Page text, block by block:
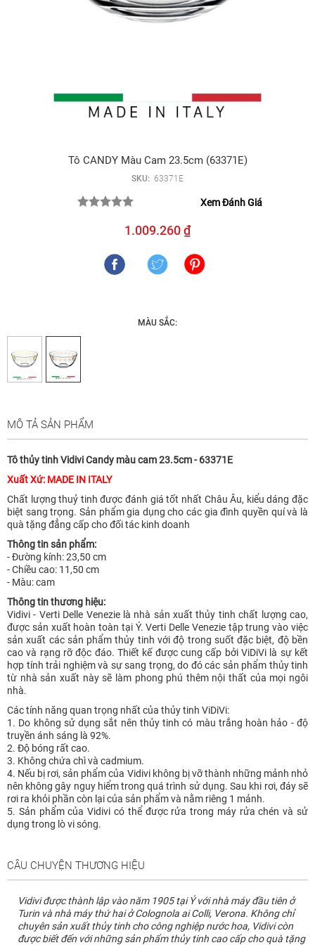
Tô CANDY Màu Cam 23.5cm (63371E)
SKU: 63371E
Xem Đánh Giá
1.009.260 ₫
MÀU SẮC:
MÔ TẢ SẢN PHẨM
Tô thủy tinh Vidivi Candy màu cam 23.5cm - 63371E
Xuất Xứ: MADE IN ITALY
Chất lượng thuỷ tinh được đánh giá tốt nhất Châu Âu, kiểu dáng đặc
biệt sang trọng. Sản phẩm gia dụng cho các gia đình quyền quí và là
quà tặng đẳng cấp cho đối tác kinh doanh
Thông tin sản phẩm:
- Đường kính: 23,50 cm
- Chiều cao: 11,50 cm
- Màu: cam
Thông tin thương hiệu:
Vidivi - Verti Delle Venezie là nhà sản xuất thủy tinh chất lượng cao,
được sản xuất hoàn toàn tại Ý. Verti Delle Venezie tập trung vào việc
sản xuất các sản phẩm thủy tinh với độ trong suốt đặc biệt, độ bền
cao và rạng rỡ độc đáo. Thiết kế được cung cấp bởi ViDiVi là sự kết
hợp tính trải nghiệm và sự sang trọng, do đó các sản phẩm thủy tinh
từ nhà sản xuất này sẽ làm phong phú thêm nội thất của mọi ngôi
nhà.
Các tính năng quan trọng nhất của thủy tinh ViDiVi:
1. Do không sử dụng sắt nên thủy tinh có màu trắng hoàn hảo - độ
truyền ánh sáng là 92%.
2. Độ bóng rất cao.
3. Không chứa chì và cadmium.
4. Nếu bị rơi, sản phẩm của Vidivi không bị vỡ thành những mảnh nhỏ
nên không gây nguy hiểm trong quá trình sử dụng. Sau khi rơi, đáy sẽ
rơi ra khỏi phần còn lại của sản phẩm và nằm riêng 1 mảnh.
5. Sản phẩm của Vidivi có thể được rửa trong máy rửa chén và sử
dụng trong lò vi sóng.
CÂU CHUYỆN THƯƠNG HIỆU
Vidivi được thành lập vào năm 1905 tại Ý với nhà máy đầu tiên ở
Turin và nhà máy thứ hai ở Colognola ai Colli, Verona. Không chỉ
chuyên sản xuất thủy tinh cho công nghiệp nước hoa, Vidivi còn
được biết đến với những sản phẩm thủy tinh cao cấp cho quà tặng